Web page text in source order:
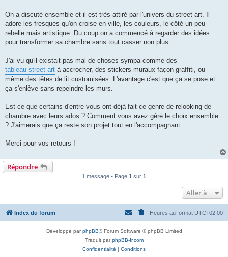
u
On a discuté ensemble et il est très attiré par l'univers du street art. Il
adore les fresques qu'on croise en ville, les couleurs, le côté un peu
rebelle mais artistique. Du coup on a commencé à regarder des idées
pour transformer sa chambre sans tout casser non plus.
J'ai vu qu'il existait pas mal de choses sympa comme des
tableau street art à accrocher, des stickers muraux façon graffiti, ou
même des têtes de lit customisées. L'avantage c'est que ça se pose et
ça s'enlève sans repeindre les murs.
Est-ce que certains d'entre vous ont déjà fait ce genre de relooking de
chambre avec leurs ados ? Comment vous avez géré le choix ensemble
? J'aimerais que ça reste son projet tout en l'accompagnant.
Merci pour vos retours !
Répondre
1 message • Page 1 sur 1
Aller à
Index du forum Heures au format UTC+02:00
Développé parphpBB® Forum Software © phpBB Limited
Traduit parphpBB-fr.com
Confidentialité | Conditions